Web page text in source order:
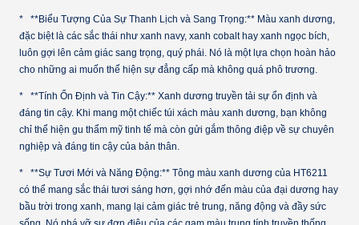
* **Biểu Tượng Của Sự Thanh Lịch và Sang Trọng:** Màu xanh dương,
đặc biệt là các sắc thái như xanh navy, xanh cobalt hay xanh ngọc bích,
luôn gợi lên cảm giác sang trọng, quý phái. Nó là một lựa chọn hoàn hảo
cho những ai muốn thể hiện sự đẳng cấp mà không quá phô trương.
* **Tính Ổn Định và Tin Cậy:** Xanh dương truyền tải sự ổn định và
đáng tin cậy. Khi mang một chiếc túi xách màu xanh dương, bạn không
chỉ thể hiện gu thẩm mỹ tinh tế mà còn gửi gắm thông điệp về sự chuyên
nghiệp và đáng tin cậy của bản thân.
* **Sự Tươi Mới và Năng Động:** Tông màu xanh dương của HT6211
có thể mang sắc thái tươi sáng hơn, gợi nhớ đến màu của đại dương hay
bầu trời trong xanh, mang lại cảm giác trẻ trung, năng động và đầy sức